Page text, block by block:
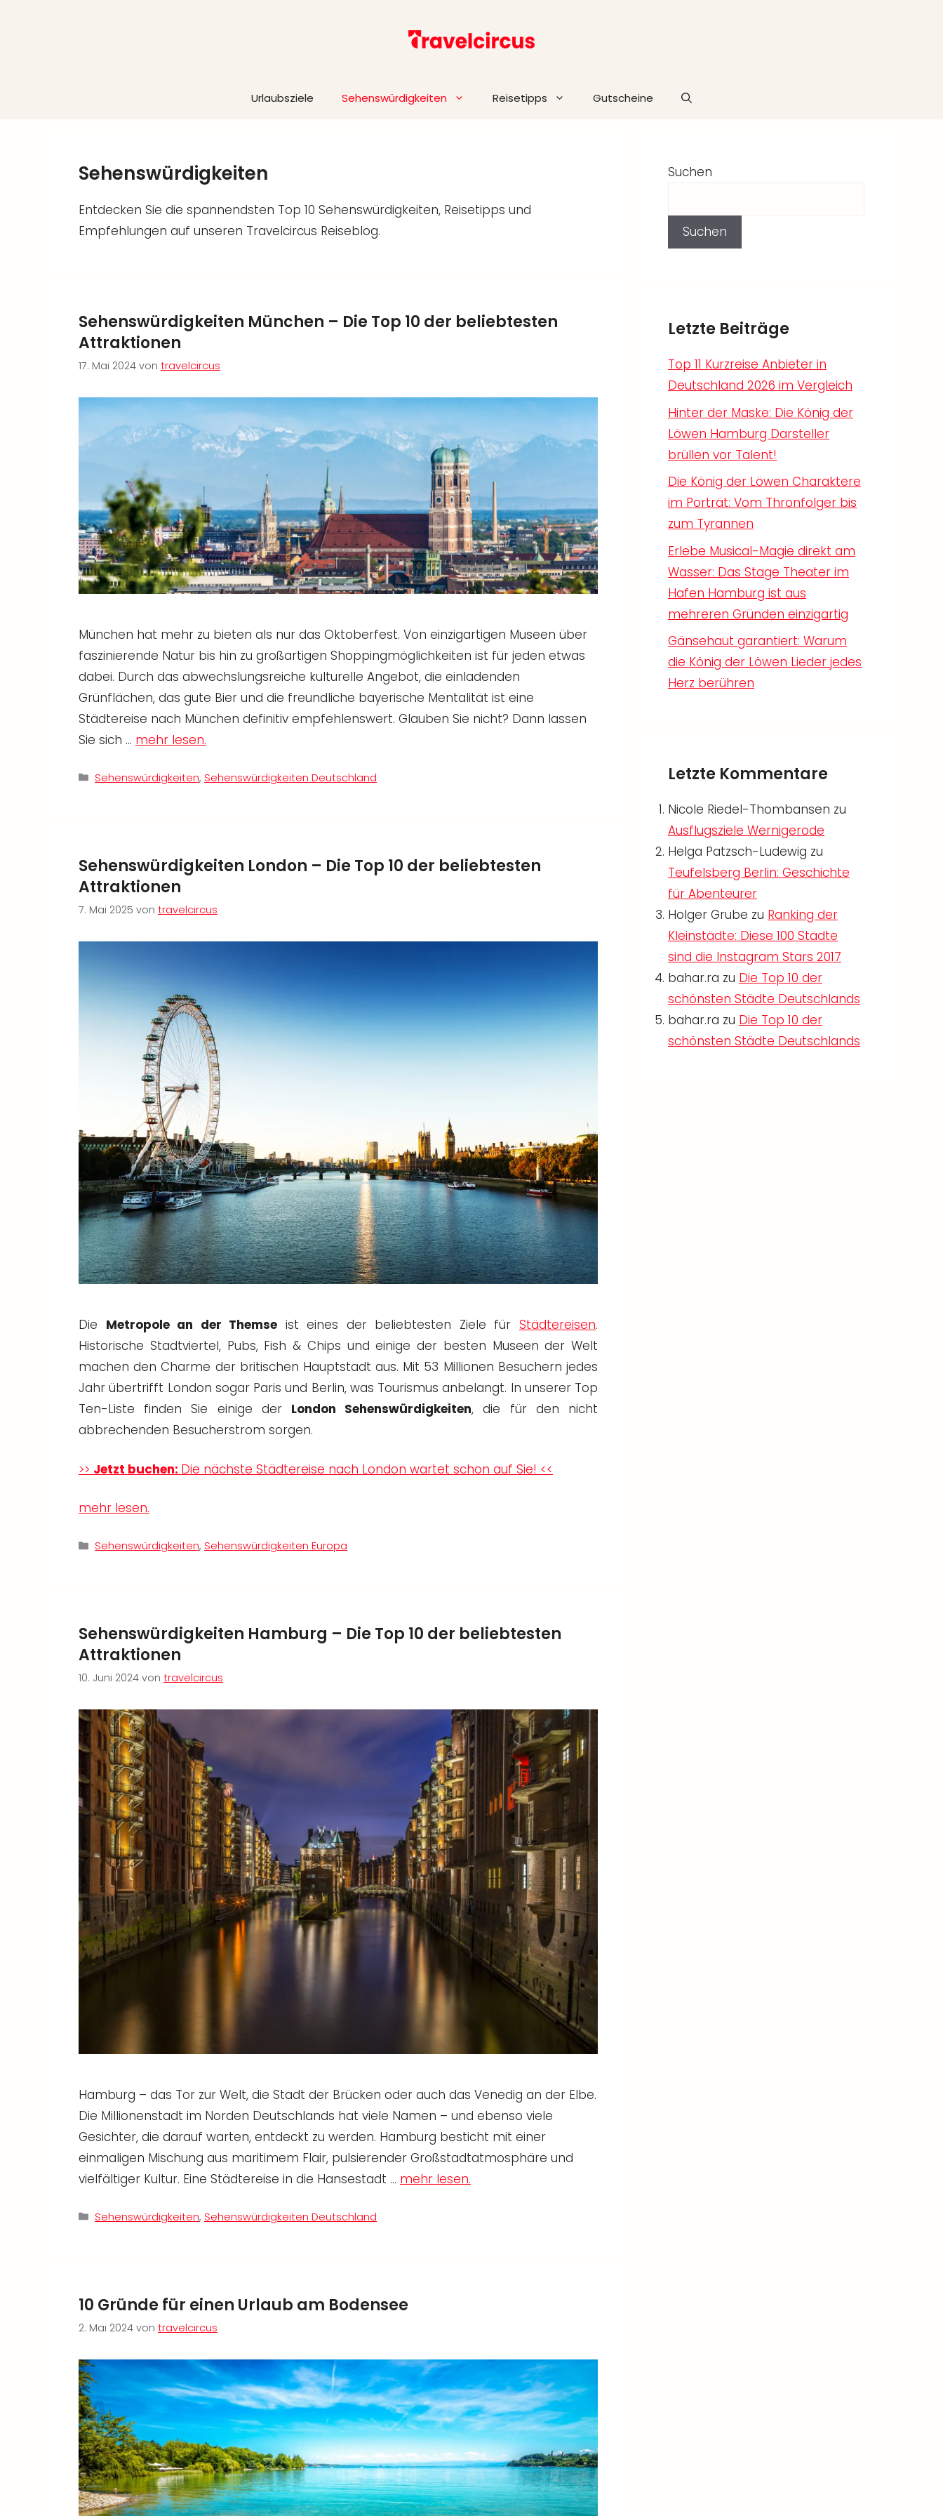
Urlaubsziele Sehenswürdigkeiten Reisetipps Gutscheine
Sehenswürdigkeiten
Entdecken Sie die spannendsten Top 10 Sehenswürdigkeiten, Reisetipps und
Empfehlungen auf unseren Travelcircus Reiseblog.
Sehenswürdigkeiten München – Die Top 10 der beliebtesten
Attraktionen
17. Mai 2024 von travelcircus
München hat mehr zu bieten als nur das Oktoberfest. Von einzigartigen Museen über
faszinierende Natur bis hin zu großartigen Shoppingmöglichkeiten ist für jeden etwas
dabei. Durch das abwechslungsreiche kulturelle Angebot, die einladenden
Grünflächen, das gute Bier und die freundliche bayerische Mentalität ist eine
Städtereise nach München definitiv empfehlenswert. Glauben Sie nicht? Dann lassen
Sie sich … mehr lesen.
Kategorien
Sehenswürdigkeiten, Sehenswürdigkeiten Deutschland
Sehenswürdigkeiten London – Die Top 10 der beliebtesten
Attraktionen
7. Mai 2025 von travelcircus
Die Metropole an der Themse ist eines der beliebtesten Ziele fürStädtereisen.
Historische Stadtviertel, Pubs, Fish & Chips und einige der besten Museen der Welt
machen den Charme der britischen Hauptstadt aus. Mit 53 Millionen Besuchern jedes
Jahr übertrifft London sogar Paris und Berlin, was Tourismus anbelangt. In unserer Top
Ten-Liste finden Sie einige der London Sehenswürdigkeiten, die für den nicht
abbrechenden Besucherstrom sorgen.
>> Jetzt buchen: Die nächste Städtereise nach London wartet schon auf Sie! <<
mehr lesen.
Kategorien
Sehenswürdigkeiten, Sehenswürdigkeiten Europa
Sehenswürdigkeiten Hamburg – Die Top 10 der beliebtesten
Attraktionen
10. Juni 2024 von travelcircus
Hamburg – das Tor zur Welt, die Stadt der Brücken oder auch das Venedig an der Elbe.
Die Millionenstadt im Norden Deutschlands hat viele Namen – und ebenso viele
Gesichter, die darauf warten, entdeckt zu werden. Hamburg besticht mit einer
einmaligen Mischung aus maritimem Flair, pulsierender Großstadtatmosphäre und
vielfältiger Kultur. Eine Städtereise in die Hansestadt … mehr lesen.
Kategorien
Sehenswürdigkeiten, Sehenswürdigkeiten Deutschland
10 Gründe für einen Urlaub am Bodensee
2. Mai 2024 von travelcircus
Suchen
Suchen
Letzte Beiträge
Top 11 Kurzreise Anbieter in
Deutschland 2026 im Vergleich
Hinter der Maske: Die König der
Löwen Hamburg Darsteller
brüllen vor Talent!
Die König der Löwen Charaktere
im Porträt: Vom Thronfolger bis
zum Tyrannen
Erlebe Musical-Magie direkt am
Wasser: Das Stage Theater im
Hafen Hamburg ist aus
mehreren Gründen einzigartig
Gänsehaut garantiert: Warum
die König der Löwen Lieder jedes
Herz berühren
Letzte Kommentare
Nicole Riedel-Thombansen zu
Ausflugsziele Wernigerode
Helga Patzsch-Ludewig zu
Teufelsberg Berlin: Geschichte
für Abenteurer
Holger Grube zu Ranking der
Kleinstädte: Diese 100 Städte
sind die Instagram Stars 2017
bahar.ra zu Die Top 10 der
schönsten Städte Deutschlands
bahar.ra zu Die Top 10 der
schönsten Städte Deutschlands